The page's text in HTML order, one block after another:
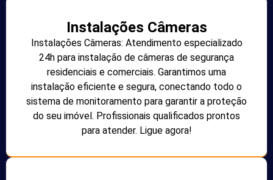
Instalações Câmeras
Instalações Câmeras: Atendimento especializado
24h para instalação de câmeras de segurança
residenciais e comerciais. Garantimos uma
instalação eficiente e segura, conectando todo o
sistema de monitoramento para garantir a proteção
do seu imóvel. Profissionais qualificados prontos
para atender. Ligue agora!